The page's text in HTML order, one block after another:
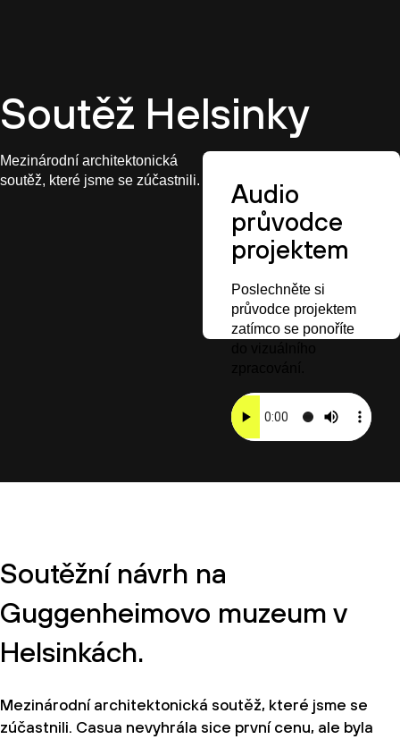
Soutěž Helsinky
Mezinárodní architektonická
soutěž, které jsme se zúčastnili.
Audio
průvodce
projektem
Poslechněte si
průvodce projektem
zatímco se ponoříte
Soutěžní návrh na
Guggenheimovo muzeum v
Helsinkách.
Mezinárodní architektonická soutěž, které jsme se
zúčastnili. Casua nevyhrála sice první cenu, ale byla